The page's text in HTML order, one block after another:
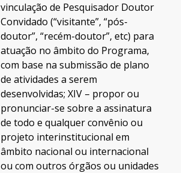
vinculação de Pesquisador Doutor
Convidado (“visitante”, “pós-
doutor”, “recém-doutor”, etc) para
atuação no âmbito do Programa,
com base na submissão de plano
de atividades a serem
desenvolvidas; XIV – propor ou
pronunciar-se sobre a assinatura
de todo e qualquer convênio ou
projeto interinstitucional em
âmbito nacional ou internacional
ou com outros órgãos ou unidades